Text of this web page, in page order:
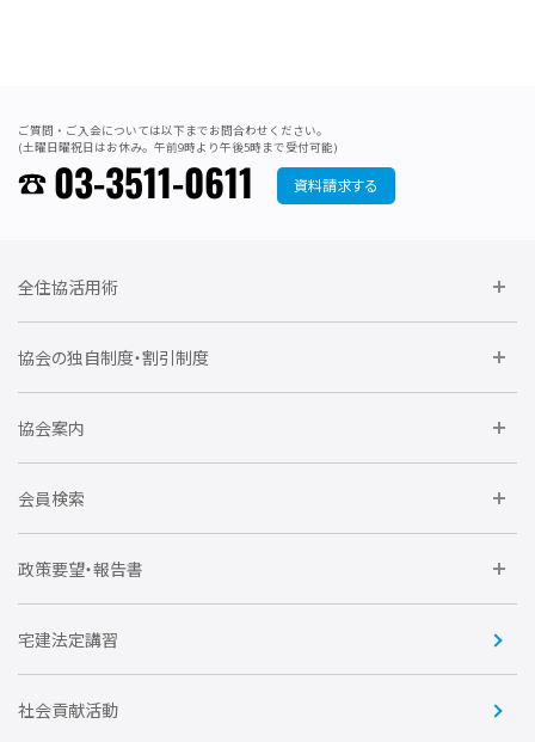
ご質問・ご入会については以下までお問合わせください。
(土曜日曜祝日はお休み。午前9時より午後5時まで受付可能)
03-3511-0611 資料請求する
全住協活用術
委員会に参加しよう
要望活動に参加しよう
協会の独自制度・割引制度
住宅瑕疵担保責任保険割引制度
全住協NET
不動産後見アドバイザー資格講習
会
全住協ビジネスショップ
協会案内
運営組織
トライアル会員制度
会員検索
企業会員
賛助会員
政策要望・報告書
住宅・土地税制改正要望
優良事業表彰
宅建法定講習
社会貢献活動